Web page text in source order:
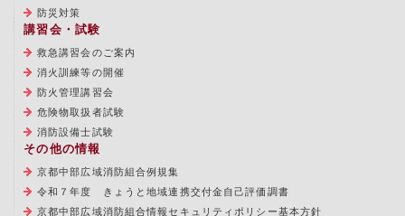
防災対策
講習会・試験
救急講習会のご案内
消火訓練等の開催
防火管理講習会
危険物取扱者試験
消防設備士試験
その他の情報
京都中部広域消防組合例規集
令和７年度 きょうと地域連携交付金自己評価調書
京都中部広域消防組合情報セキュリティポリシー基本方針